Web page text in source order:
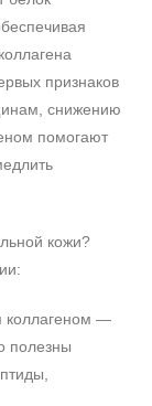
признаков
снижению
помогают
кожи?
коллагеном —
полезны